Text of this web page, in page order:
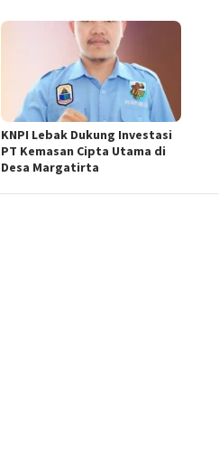
KNPI Lebak Dukung Investasi
PT Kemasan Cipta Utama di
Desa Margatirta